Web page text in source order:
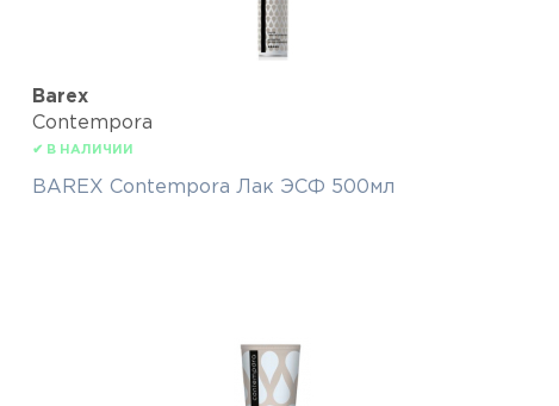
Barex
Contempora
✔ В НАЛИЧИИ
BAREX Contempora Лак ЭСФ 500мл